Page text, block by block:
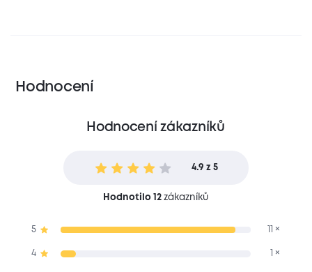
Hodnocení
Hodnocení zákazníků
4.9 z 5
Hodnotilo 12 zákazníků
5 11 ×
4 1 ×